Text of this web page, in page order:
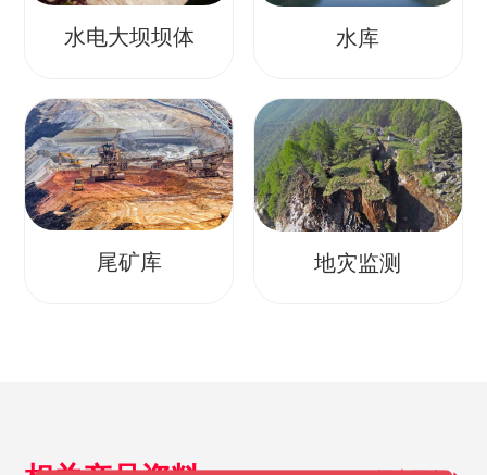
水电大坝坝体 水库
尾矿库 地灾监测